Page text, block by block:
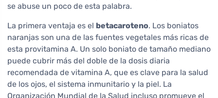
se abuse un poco de esta palabra.
La primera ventaja es el betacaroteno. Los boniatos
naranjas son una de las fuentes vegetales más ricas de
esta provitamina A. Un solo boniato de tamaño mediano
puede cubrir más del doble de la dosis diaria
recomendada de vitamina A, que es clave para la salud
de los ojos, el sistema inmunitario y la piel. La
Organización Mundial de la Salud incluso promueve el